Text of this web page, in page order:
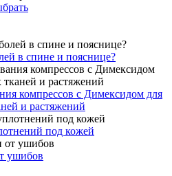
в спине и пояснице?
компрессов с Димексидом для
и растяжений
под кожей
ушибов